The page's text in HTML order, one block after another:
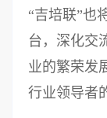
“吉培联”也
台，深化交
业的繁荣发
行业领导者